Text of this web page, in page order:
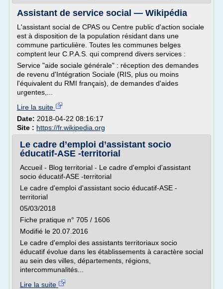
Assistant de service social — Wikipédia
L'assistant social de CPAS ou Centre public d'action sociale
est à disposition de la population résidant dans une
commune particulière. Toutes les communes belges
comptent leur C.P.A.S. qui comprend divers services :
Service "aide sociale générale" : réception des demandes
de revenu d'Intégration Sociale (RIS, plus ou moins
l'équivalent du RMI français), de demandes d'aides
urgentes,...
Lire la suite
Date: 2018-04-22 08:16:17
Site : https://fr.wikipedia.org
Le cadre d’emploi d’assistant socio
éducatif-ASE -territorial
Accueil - Blog territorial - Le cadre d'emploi d'assistant
socio éducatif-ASE -territorial
Le cadre d'emploi d'assistant socio éducatif-ASE -
territorial
05/03/2018
Fiche pratique n° 705 / 1606
Modifié le 20.07.2016
Le cadre d'emploi des assistants territoriaux socio
éducatif évolue dans les établissements à caractère social
au sein des villes, départements, régions,
intercommunalités...
Lire la suite